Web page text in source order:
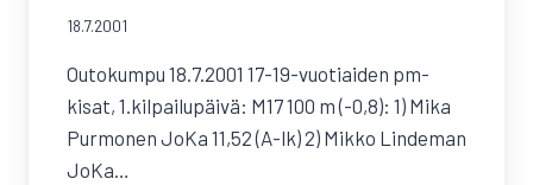
18.7.2001
Outokumpu 18.7.2001 17-19-vuotiaiden pm-
kisat, 1.kilpailupäivä: M17 100 m (-0,8): 1) Mika
Purmonen JoKa 11,52 (A-lk) 2) Mikko Lindeman
JoKa…